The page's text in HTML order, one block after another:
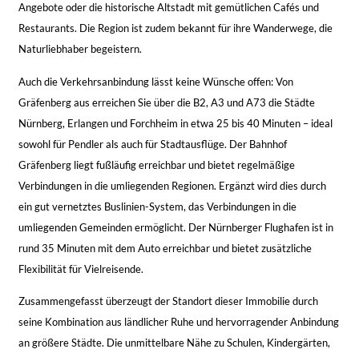
Angebote oder die historische Altstadt mit gemütlichen Cafés und
Restaurants. Die Region ist zudem bekannt für ihre Wanderwege, die
Naturliebhaber begeistern.
Auch die Verkehrsanbindung lässt keine Wünsche offen: Von
Gräfenberg aus erreichen Sie über die B2, A3 und A73 die Städte
Nürnberg, Erlangen und Forchheim in etwa 25 bis 40 Minuten – ideal
sowohl für Pendler als auch für Stadtausflüge. Der Bahnhof
Gräfenberg liegt fußläufig erreichbar und bietet regelmäßige
Verbindungen in die umliegenden Regionen. Ergänzt wird dies durch
ein gut vernetztes Buslinien-System, das Verbindungen in die
umliegenden Gemeinden ermöglicht. Der Nürnberger Flughafen ist in
rund 35 Minuten mit dem Auto erreichbar und bietet zusätzliche
Flexibilität für Vielreisende.
Zusammengefasst überzeugt der Standort dieser Immobilie durch
seine Kombination aus ländlicher Ruhe und hervorragender Anbindung
an größere Städte. Die unmittelbare Nähe zu Schulen, Kindergärten,